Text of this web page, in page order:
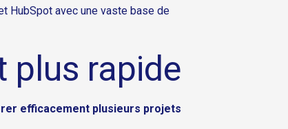
HubSpot avec une vaste base de
plus rapide
efficacement plusieurs projets